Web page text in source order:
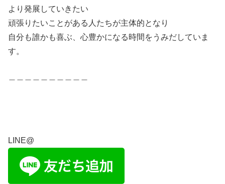
より発展していきたい
頑張りたいことがある人たちが主体的となり
自分も誰かも喜ぶ、心豊かになる時間をうみだしていま
す。
LINE@